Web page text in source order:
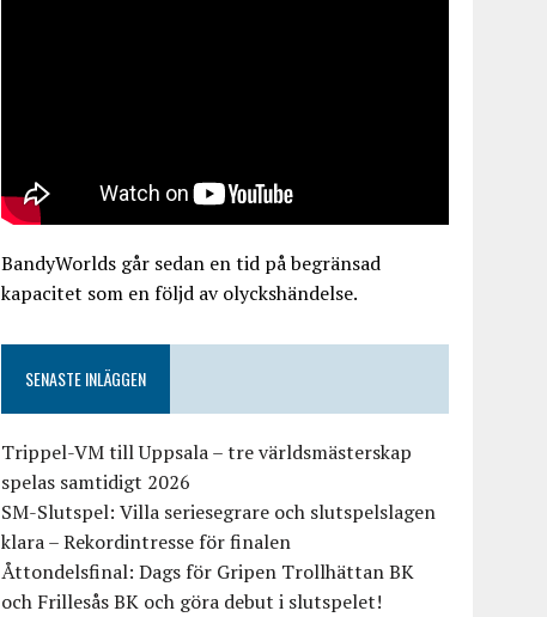
BandyWorlds går sedan en tid på begränsad
kapacitet som en följd av olyckshändelse.
SENASTE INLÄGGEN
Trippel-VM till Uppsala – tre världsmästerskap
spelas samtidigt 2026
SM-Slutspel: Villa seriesegrare och slutspelslagen
klara – Rekordintresse för finalen
Åttondelsfinal: Dags för Gripen Trollhättan BK
och Frillesås BK och göra debut i slutspelet!